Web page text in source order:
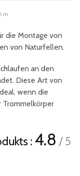
m
die Montage von
von Naturfellen.
an den
Diese Art von
wenn die
Trommelkörper
:4.8 / 5